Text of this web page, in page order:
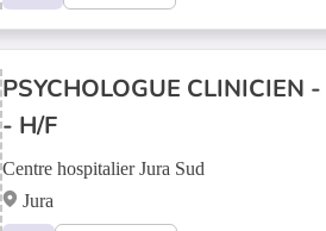
PSYCHOLOGUE CLINICIEN
- H/F
Centre hospitalier Jura Sud
Jura